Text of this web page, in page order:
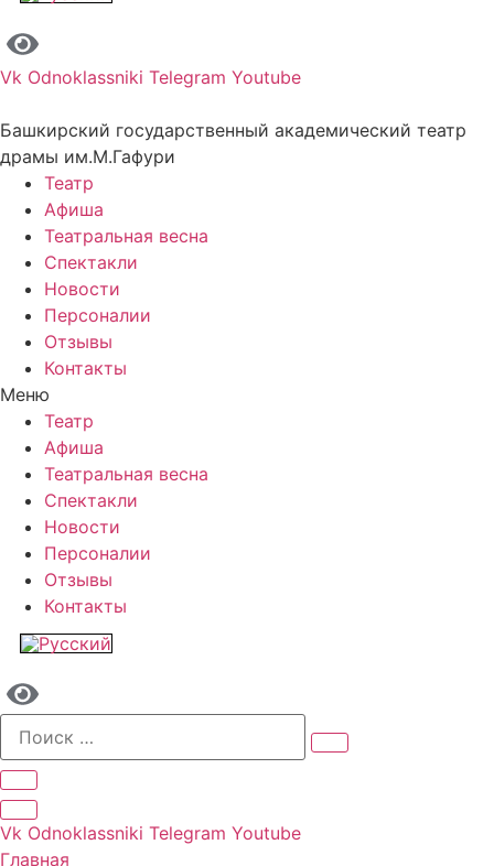
Vk Odnoklassniki Telegram Youtube
Башкирский государственный академический театр
драмы им.М.Гафури
Театр
Афиша
Театральная весна
Спектакли
Новости
Персоналии
Отзывы
Контакты
Меню
Театр
Афиша
Театральная весна
Спектакли
Новости
Персоналии
Отзывы
Контакты
Vk Odnoklassniki Telegram Youtube
Главная